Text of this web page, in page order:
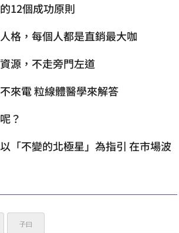
12個成功原則
格，每個人都是直銷最大咖
源，不走旁門左道
當細胞發電廠不來電 粒線體醫學來解答
？
不變的北極星」為指引 在市場波
子曰